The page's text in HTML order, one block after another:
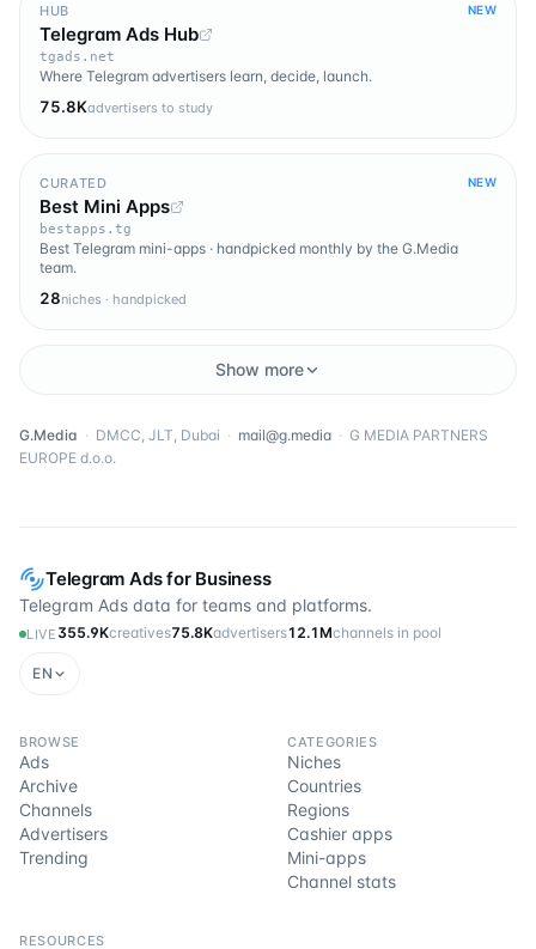
Telegram Ads for Business
Telegram Ads data for teams and platforms.
LIVE 355.9Kcreatives75.8Kadvertisers12.1Mchannels in pool
EN
BROWSE
Ads
Archive
Channels
Advertisers
Trending
CATEGORIES
Niches
Countries
Regions
Cashier apps
Mini-apps
Channel stats
RESOURCES
HUB NEW
Telegram Ads Hub
tgads.net
Where Telegram advertisers learn, decide, launch.
75.8Kadvertisers to study
CURATED NEW
Best Mini Apps
bestapps.tg
Best Telegram mini-apps · handpicked monthly by the G.Media
team.
28niches · handpicked
Show more
G.Media · DMCC, JLT, Dubai · mail@g.media · G MEDIA PARTNERS
EUROPE d.o.o.